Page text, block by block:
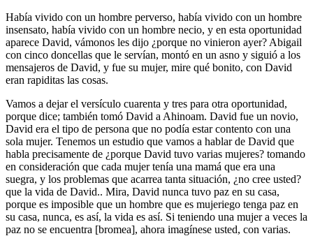
Había vivido con un hombre perverso, había vivido con un hombre
insensato, había vivido con un hombre necio, y en esta oportunidad
aparece David, vámonos les dijo ¿porque no vinieron ayer? Abigail
con cinco doncellas que le servían, montó en un asno y siguió a los
mensajeros de David, y fue su mujer, mire qué bonito, con David
eran rapiditas las cosas.
Vamos a dejar el versículo cuarenta y tres para otra oportunidad,
porque dice; también tomó David a Ahinoam. David fue un novio,
David era el tipo de persona que no podía estar contento con una
sola mujer. Tenemos un estudio que vamos a hablar de David que
habla precisamente de ¿porque David tuvo varias mujeres? tomando
en consideración que cada mujer tenía una mamá que era una
suegra, y los problemas que acarrea tanta situación, ¿no cree usted?
que la vida de David.. Mira, David nunca tuvo paz en su casa,
porque es imposible que un hombre que es mujeriego tenga paz en
su casa, nunca, es así, la vida es así. Si teniendo una mujer a veces la
paz no se encuentra [bromea], ahora imagínese usted, con varias.